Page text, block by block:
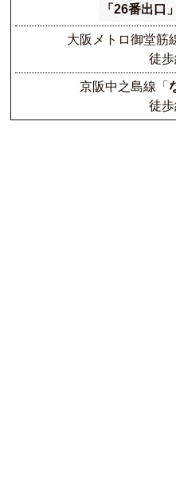
「26番出口
大阪メトロ御堂筋
徒
京阪中之島線 「
徒